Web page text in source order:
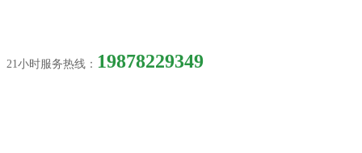
21小时服务热线： 19878229349